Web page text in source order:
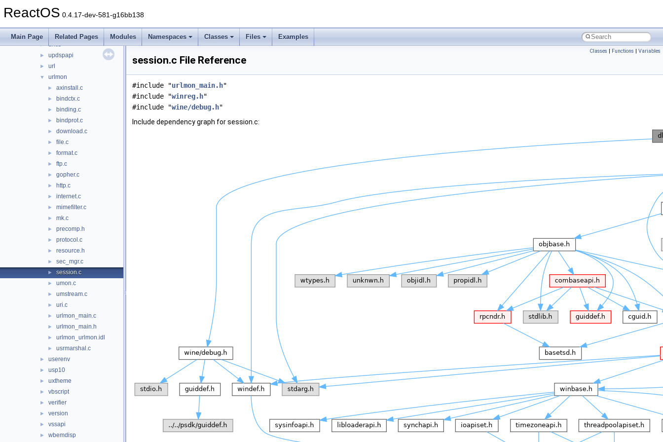
ReactOS 0.4.17-dev-581-g16bb138
Main Page Related Pages Modules Namespaces Classes Files Examples
► ufat
uiautomationcore
► untfs
► updspapi
► url
▼ urlmon
► axinstall.c
► bindctx.c
► binding.c
► bindprot.c
► download.c
► file.c
► format.c
► ftp.c
► gopher.c
► http.c
► internet.c
► mimefilter.c
► mk.c
► precomp.h
► protocol.c
► resource.h
► sec_mgr.c
► session.c
► umon.c
► umstream.c
► uri.c
► urlmon_main.c
► urlmon_main.h
► urlmon_urlmon.idl
► usrmarshal.c
► userenv
► usp10
► uxtheme
► vbscript
► verifier
► version
► vssapi
► wbemdisp
Classes | Functions | Variables
session.c File Reference
#include "urlmon_main.h"
#include "winreg.h"
#include "wine/debug.h"
Include dependency graph for session.c: